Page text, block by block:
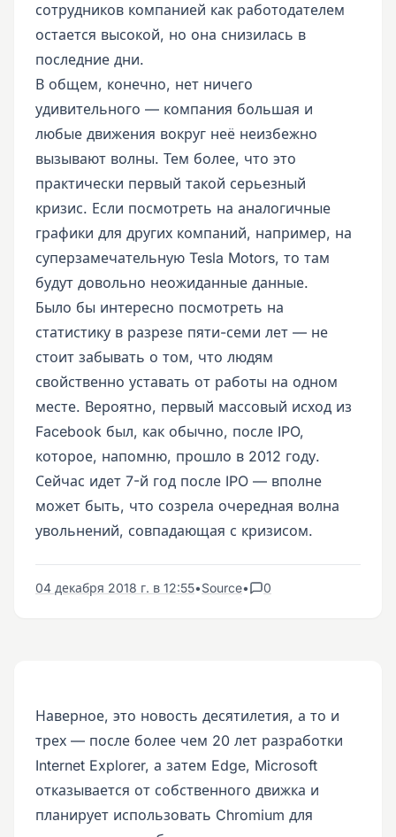
сотрудников компанией как работодателем
остается высокой, но она снизилась в
последние дни.
В общем, конечно, нет ничего
удивительного — компания большая и
любые движения вокруг неё неизбежно
вызывают волны. Тем более, что это
практически первый такой серьезный
кризис. Если посмотреть на аналогичные
графики для других компаний, например, на
суперзамечательную Tesla Motors, то там
будут довольно неожиданные данные.
Было бы интересно посмотреть на
статистику в разрезе пяти-семи лет — не
стоит забывать о том, что людям
свойственно уставать от работы на одном
месте. Вероятно, первый массовый исход из
Facebook был, как обычно, после IPO,
которое, напомню, прошло в 2012 году.
Сейчас идет 7-й год после IPO — вполне
может быть, что созрела очередная волна
увольнений, совпадающая с кризисом.
04 декабря 2018 г. в 12:55•Source• 0
Наверное, это новость десятилетия, а то и
трех — после более чем 20 лет разработки
Internet Explorer, а затем Edge, Microsoft
отказывается от собственного движка и
планирует использовать Chromium для